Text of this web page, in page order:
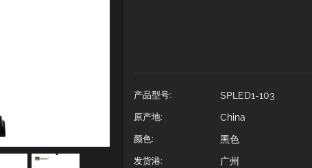
产品型号: SPLED1-103
原产地: China
颜色: 黑色
发货港: 广州